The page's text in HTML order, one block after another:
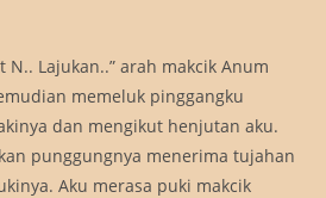
Lajukan..” arah makcik Anum
memeluk pinggangku
dan mengikut henjutan aku.
punggungnya menerima tujahan
Aku merasa puki makcik